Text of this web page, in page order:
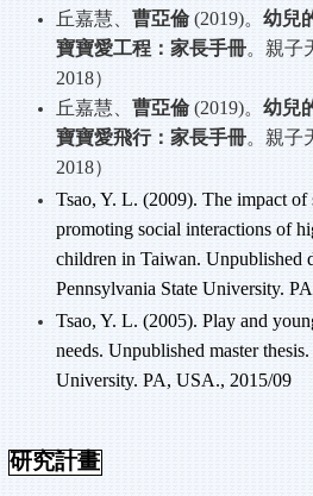
丘嘉慧、 曹亞倫(2019)。 幼兒
寶寶愛工程：家長手冊。親子
2018）
丘嘉慧、 曹亞倫(2019)。 幼兒
寶寶愛飛行：家長手冊。親子
2018）
Tsao, Y. L. (2009). The impact
promoting social interactions of
children in Taiwan. Unpublished
Pennsylvania State University.
Tsao, Y. L. (2005). Play and
needs. Unpublished master
University. PA, USA., 2015/09
研究計畫